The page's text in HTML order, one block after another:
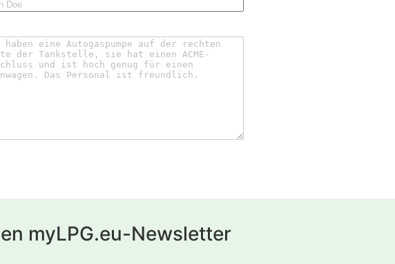
myLPG.eu-Newsletter